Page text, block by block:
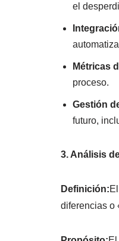
el
Métricas
proceso.
Gestión
futuro,
3. Análisis
Definición:
diferencias o